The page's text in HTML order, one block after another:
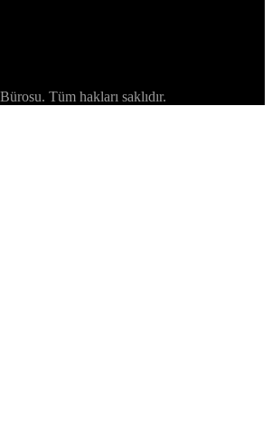
Tüm hakları saklıdır.